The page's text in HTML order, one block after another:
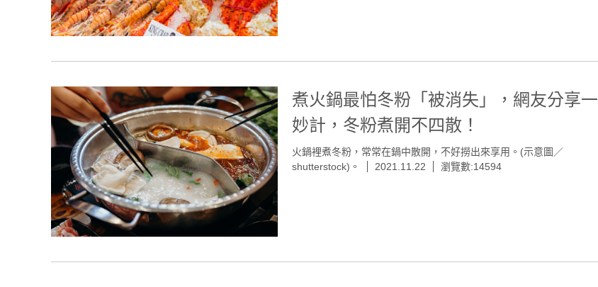
煮火鍋最怕冬粉「被消失」，網友分享一
妙計，冬粉煮開不四散！
火鍋裡煮冬粉，常常在鍋中散開，不好撈出來享用。(示意圖／
shutterstock)。
2021.11.22 瀏覽數:14594